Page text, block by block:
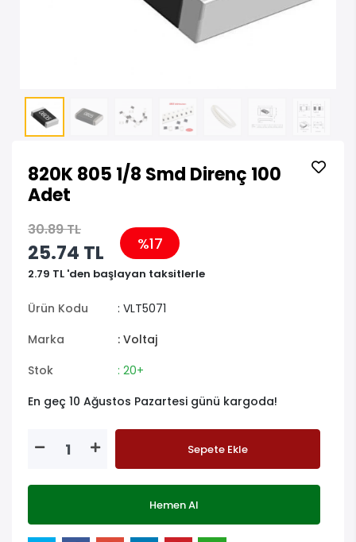
820K 805 1/8 Smd Direnç 100
Adet
30.89 TL
25.74 TL %17
2.79 TL 'den başlayan taksitlerle
Ürün Kodu
: VLT5071
Marka
: Voltaj
Stok
: 20+
En geç 10 Ağustos Pazartesi günü kargoda!
Sepete Ekle
Hemen Al